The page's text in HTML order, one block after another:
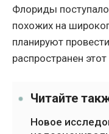
Флориды
похожих на
планируют
распространен
Читайте
Новое